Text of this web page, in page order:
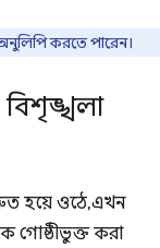
করতে পারেন।
হয়ে ওঠে, এখন
গোষ্ঠীভুক্ত করা